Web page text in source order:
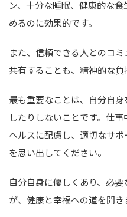
ン、十分な睡眠、健康的な
めるのに効果的です。
また、信頼できる人とのコ
共有することも、精神的な負
最も重要なことは、自分自
したりしないことです。仕
ヘルスに配慮し、適切なサ
を思い出してください。
自分自身に優しくあり、必
が、健康と幸福への道を開き